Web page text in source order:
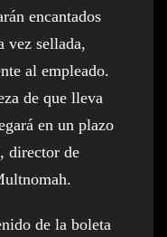
encantados
vez sellada,
al empleado.
de que lleva
en un plazo
director de
de la boleta